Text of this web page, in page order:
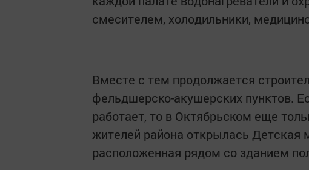
смесителем, холодильники,
Вместе с тем продолжается
фельдшерско-акушерских пунктов.
работает, то в Октябрьском еще
жителей района открылась Детская
расположенная рядом со зданием